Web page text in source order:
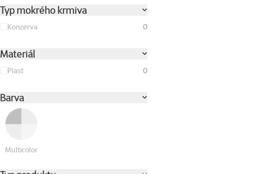
Typ mokrého krmiva
Konzerva 0
Materiál
Plast 0
Barva
Multicolor